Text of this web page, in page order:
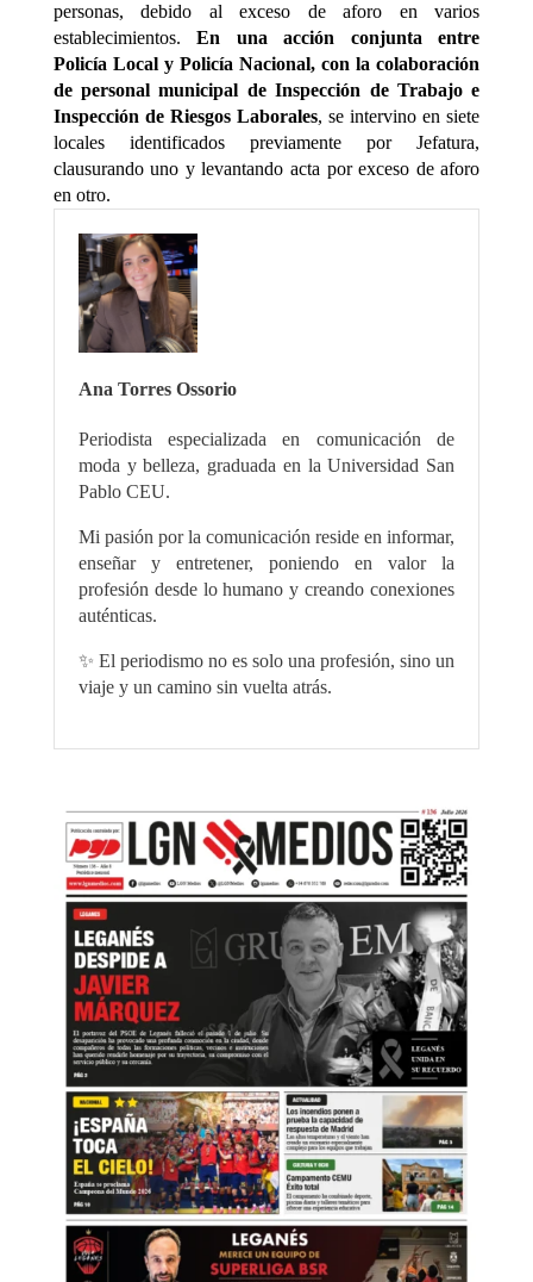
personas, debido al exceso de aforo en varios
establecimientos.En una acción conjunta entre
Policía Local y Policía Nacional, con la colaboración
de personal municipal de Inspección de Trabajo e
Inspección de Riesgos Laborales, se intervino en siete
locales identificados previamente por Jefatura,
clausurando uno y levantando acta por exceso de aforo
en otro.
Ana Torres Ossorio
Periodista especializada en comunicación de
moda y belleza, graduada en la Universidad San
Pablo CEU.
Mi pasión por la comunicación reside en informar,
enseñar y entretener, poniendo en valor la
profesión desde lo humano y creando conexiones
auténticas.
✨ El periodismo no es solo una profesión, sino un
viaje y un camino sin vuelta atrás.